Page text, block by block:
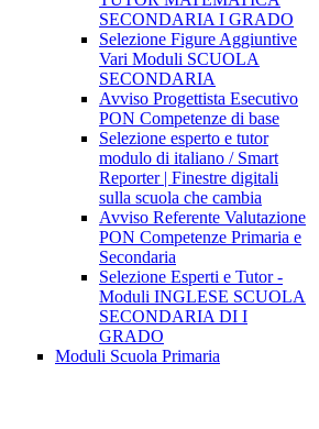
SECONDARIA I GRADO
Selezione Figure Aggiuntive
Vari Moduli SCUOLA
SECONDARIA
Avviso Progettista Esecutivo
PON Competenze di base
Selezione esperto e tutor
modulo di italiano / Smart
Reporter | Finestre digitali
sulla scuola che cambia
Avviso Referente Valutazione
PON Competenze Primaria e
Secondaria
Selezione Esperti e Tutor -
Moduli INGLESE SCUOLA
SECONDARIA DI I
GRADO
Moduli Scuola Primaria